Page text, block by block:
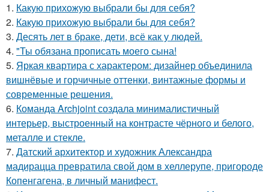
1. Какую прихожую выбрали бы для себя?
2. Какую прихожую выбрали бы для себя?
3. Десять лет в браке, дети, всё как у людей.
4. "Ты обязана прописать моего сына!
5. Яркая квартира с характером: дизайнер объединила
вишнёвые и горчичные оттенки, винтажные формы и
современные решения.
6. Команда Archjoint создала минималистичный
интерьер, выстроенный на контрасте чёрного и белого,
металле и стекле.
7. Датский архитектор и художник Александра
мадирацца превратила свой дом в хеллерупе, пригороде
Копенгагена, в личный манифест.